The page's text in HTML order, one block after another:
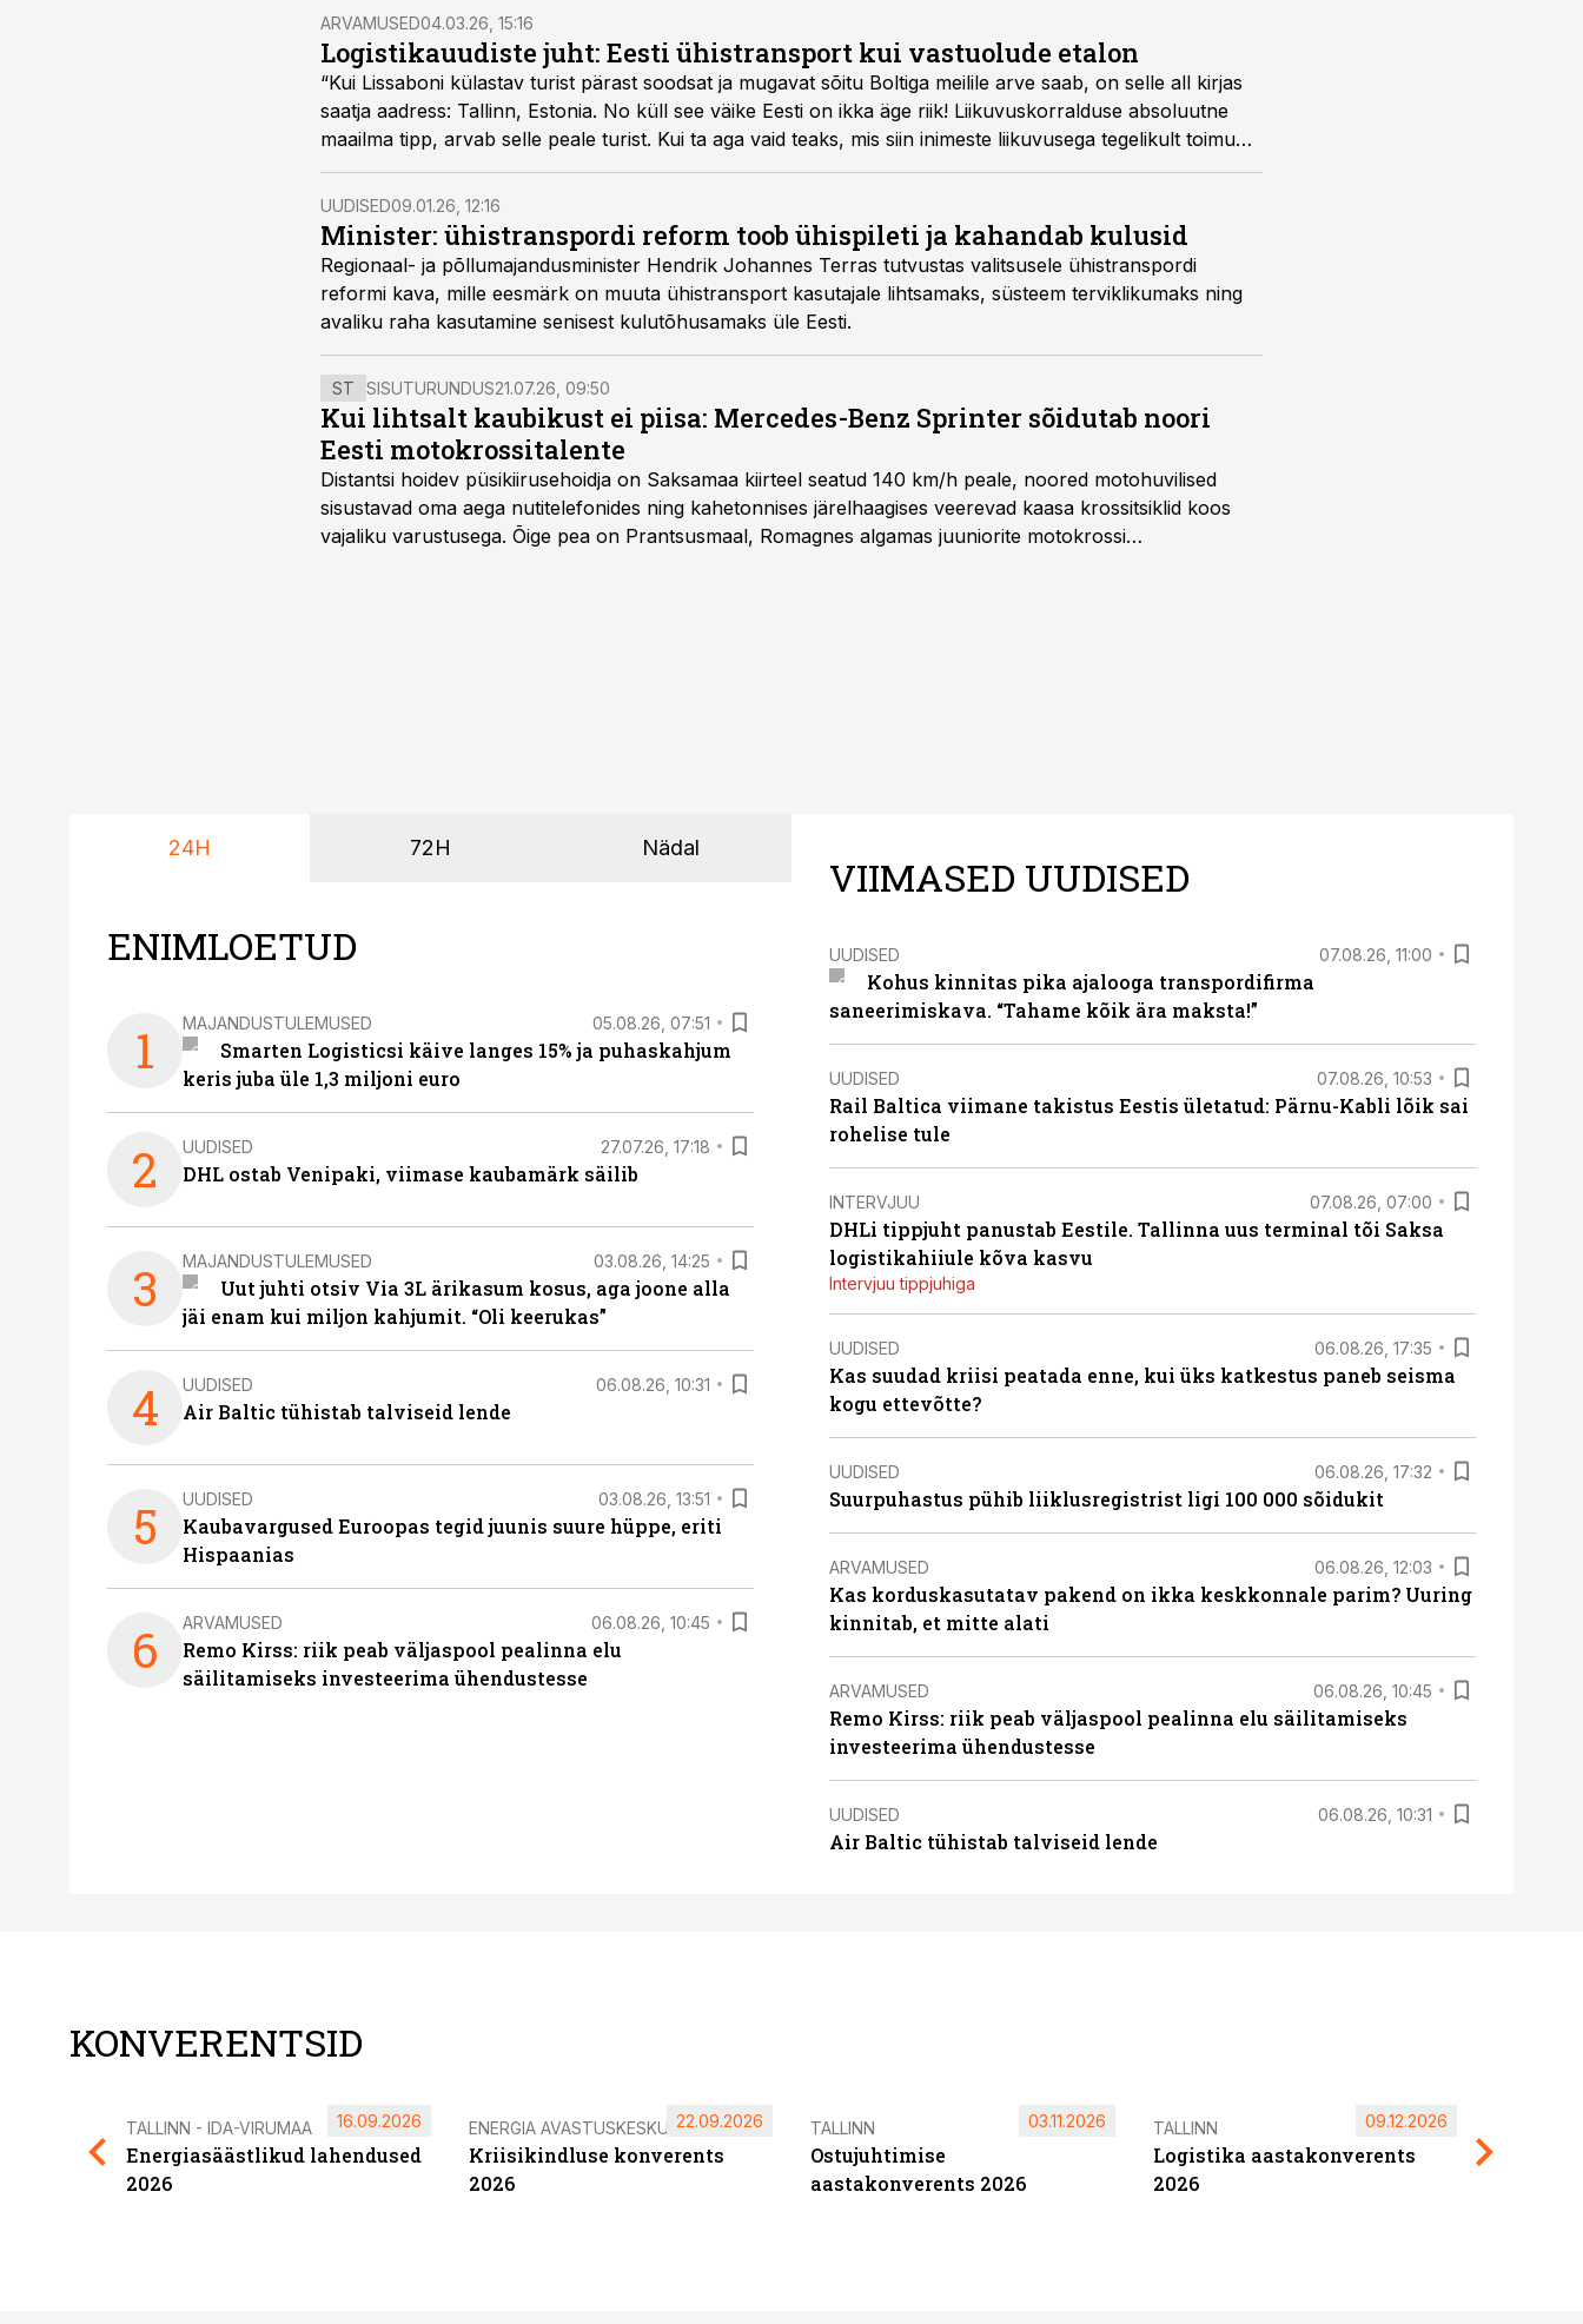
raadiosaates.
ARVAMUSED04.03.26, 15:16
Logistikauudiste juht: Eesti ühistransport kui vastuolude etalon
“Kui Lissaboni külastav turist pärast soodsat ja mugavat sõitu Boltiga meilile arve saab, on selle all kirjas
saatja aadress: Tallinn, Estonia. No küll see väike Eesti on ikka äge riik! Liikuvuskorralduse absoluutne
maailma tipp, arvab selle peale turist. Kui ta aga vaid teaks, mis siin inimeste liikuvusega tegelikult toimub,”
nendib logistikauudised.ee teemaveebi juht Tõnu Tramm.
UUDISED09.01.26, 12:16
Minister: ühistranspordi reform toob ühispileti ja kahandab kulusid
Regionaal- ja põllumajandusminister Hendrik Johannes Terras tutvustas valitsusele ühistranspordi
reformi kava, mille eesmärk on muuta ühistransport kasutajale lihtsamaks, süsteem terviklikumaks ning
avaliku raha kasutamine senisest kulutõhusamaks üle Eesti.
ST SISUTURUNDUS21.07.26, 09:50
Kui lihtsalt kaubikust ei piisa: Mercedes-Benz Sprinter sõidutab noori
Eesti motokrossitalente
Distantsi hoidev püsikiirusehoidja on Saksamaa kiirteel seatud 140 km/h peale, noored motohuvilised
sisustavad oma aega nutitelefonides ning kahetonnises järelhaagises veerevad kaasa krossitsiklid koos
vajaliku varustusega. Õige pea on Prantsusmaal, Romagnes algamas juuniorite motokrossi
24H 72H Nädal
ENIMLOETUD
1 MAJANDUSTULEMUSED 05.08.26, 07:51
Smarten Logisticsi käive langes 15% ja puhaskahjum
keris juba üle 1,3 miljoni euro
2 UUDISED 27.07.26, 17:18
DHL ostab Venipaki, viimase kaubamärk säilib
3 MAJANDUSTULEMUSED 03.08.26, 14:25
Uut juhti otsiv Via 3L ärikasum kosus, aga joone alla
jäi enam kui miljon kahjumit. “Oli keerukas”
4 UUDISED 06.08.26, 10:31
Air Baltic tühistab talviseid lende
5 UUDISED 03.08.26, 13:51
Kaubavargused Euroopas tegid juunis suure hüppe, eriti
Hispaanias
6 ARVAMUSED 06.08.26, 10:45
Remo Kirss: riik peab väljaspool pealinna elu
säilitamiseks investeerima ühendustesse
VIIMASED UUDISED
UUDISED 07.08.26, 11:00
Kohus kinnitas pika ajalooga transpordifirma
saneerimiskava. “Tahame kõik ära maksta!”
UUDISED 07.08.26, 10:53
Rail Baltica viimane takistus Eestis ületatud: Pärnu-Kabli lõik sai
rohelise tule
INTERVJUU 07.08.26, 07:00
DHLi tippjuht panustab Eestile. Tallinna uus terminal tõi Saksa
logistikahiiule kõva kasvu
Intervjuu tippjuhiga
UUDISED 06.08.26, 17:35
Kas suudad kriisi peatada enne, kui üks katkestus paneb seisma
kogu ettevõtte?
UUDISED 06.08.26, 17:32
Suurpuhastus pühib liiklusregistrist ligi 100 000 sõidukit
ARVAMUSED 06.08.26, 12:03
Kas korduskasutatav pakend on ikka keskkonnale parim? Uuring
kinnitab, et mitte alati
ARVAMUSED 06.08.26, 10:45
Remo Kirss: riik peab väljaspool pealinna elu säilitamiseks
investeerima ühendustesse
UUDISED 06.08.26, 10:31
Air Baltic tühistab talviseid lende
KONVERENTSID
TALLINN - IDA-VIRUMAA
Energiasäästlikud lahendused
2026
16.09.2026 ENERGIA AVASTUSKESKUS
Kriisikindluse konverents
2026
22.09.2026 TALLINN
Ostujuhtimise
aastakonverents 2026
03.11.2026 TALLINN
Logistika aastakonverents
2026
09.12.2026